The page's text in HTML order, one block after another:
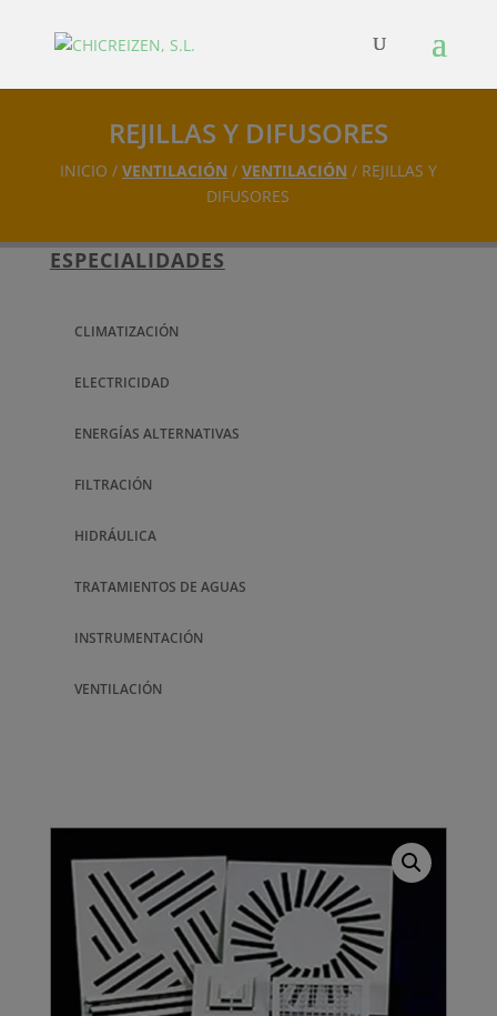
REJILLAS Y DIFUSORES
INICIO / VENTILACIÓN / VENTILACIÓN / REJILLAS Y
DIFUSORES
ESPECIALIDADES
CLIMATIZACIÓN
ELECTRICIDAD
ENERGÍAS ALTERNATIVAS
FILTRACIÓN
HIDRÁULICA
TRATAMIENTOS DE AGUAS
INSTRUMENTACIÓN
VENTILACIÓN